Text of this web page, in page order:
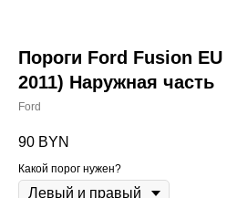
Пороги Ford Fusion EU
2011) Наружная часть
Ford
90 BYN
Какой порог нужен?